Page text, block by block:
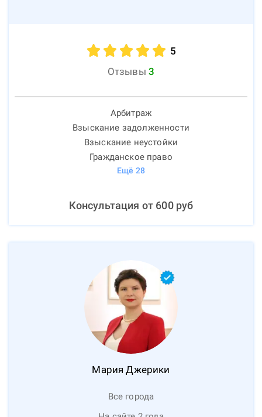
5
Отзывы 3
Арбитраж
Взыскание задолженности
Взыскание неустойки
Гражданское право
Ещё 28
Консультация от 600руб
Мария Джерики
Все города